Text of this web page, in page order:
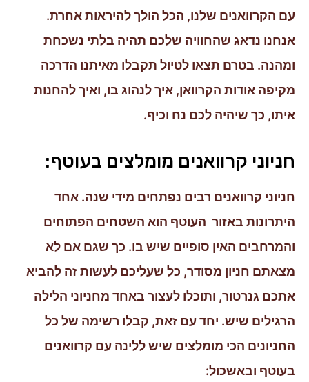
עם הקרוואנים שלנו, הכל הולך להיראות אחרת.
אנחנו נדאג שהחוויה שלכם תהיה בלתי נשכחת
ומהנה. בטרם תצאו לטיול תקבלו מאיתנו הדרכה
מקיפה אודות הקרוואן, איך לנהוג בו, ואיך להחנות
איתו, כך שיהיה לכם נח וכיף.
חניוני קרוואנים מומלצים בעוטף:
חניוני קרוואנים רבים נפתחים מידי שנה. אחד
היתרונות באזור העוטף הוא השטחים הפתוחים
והמרחבים האין סופיים שיש בו. כך שגם אם לא
מצאתם חניון מסודר, כל שעליכם לעשות זה להביא
אתכם גנרטור, ותוכלו לעצור באחד מחניוני הלילה
הרגילים שיש. יחד עם זאת, קבלו רשימה של כל
החניונים הכי מומלצים שיש ללינה עם קרוואנים
בעוטף ובאשכול: